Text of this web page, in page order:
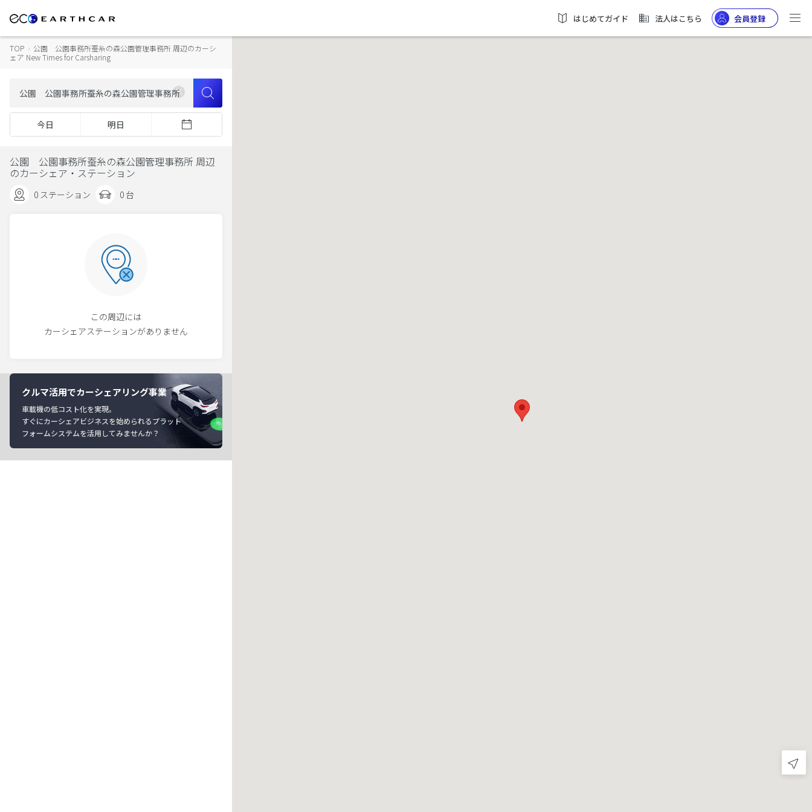
はじめてガイド 法人はこちら 会員登録
TOP › 公園 公園事務所蚕糸の森公園管理事務所 周辺のカーシ
ェア New Times for Carsharing
今日 明日
公園 公園事務所蚕糸の森公園管理事務所 周辺
のカーシェア・ステーション
0 ステーション 0 台
この周辺には
カーシェアステーションがありません
クルマ活用でカーシェアリング事業
車載機の低コスト化を実現。
すぐにカーシェアビジネスを始められるプラット
フォームシステムを活用してみませんか？